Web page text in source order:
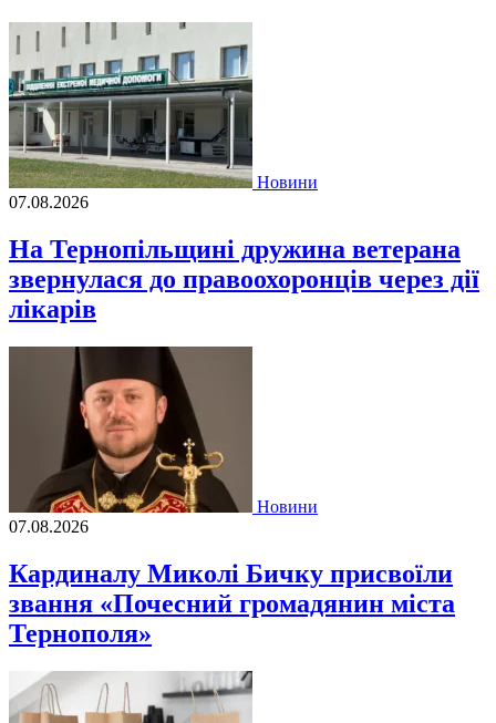
Новини
07.08.2026
На Тернопільщині дружина ветерана
звернулася до правоохоронців через дії
лікарів
Новини
07.08.2026
Кардиналу Миколі Бичку присвоїли
звання «Почесний громадянин міста
Тернополя»